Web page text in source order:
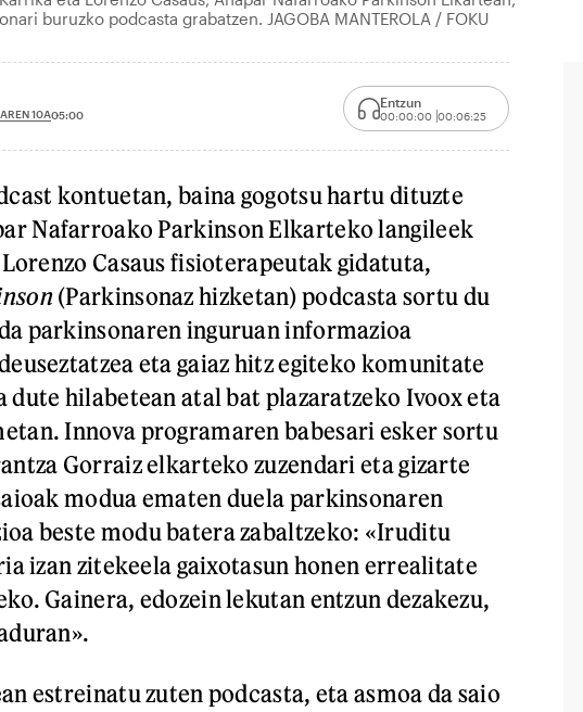
buruzko podcasta grabatzen. JAGOBA MANTEROLA / FOKU
10A05:00
Entzun
00:00:00 00:06:25
kontuetan, baina gogotsu hartu dituzte
Nafarroako Parkinson Elkarteko langileek
Casaus fisioterapeutak gidatuta,
(Parkinsonaz hizketan) podcasta sortu du
parkinsonaren inguruan informazioa
eta gaiaz hitz egiteko komunitate
dute hilabetean atal bat plazaratzeko Ivoox eta
Innova programaren babesari esker sortu
Gorraiz elkarteko zuzendari eta gizarte
modua ematen duela parkinsonaren
beste modu batera zabaltzeko: «Iruditu
izan zitekeela gaixotasun honen errealitate
Gainera, edozein lekutan entzun dezakezu,
estreinatu zuten podcasta, eta asmoa da saio